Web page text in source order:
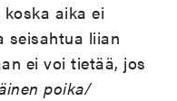
aika ei
seisahtua liian
ei voi tietää, jos
poika/